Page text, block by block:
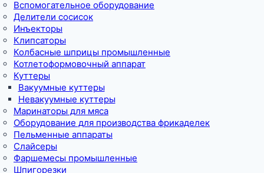
Вспомогательное оборудование
Делители сосисок
Инъекторы
Клипсаторы
Колбасные шприцы промышленные
Котлетоформовочный аппарат
Куттеры
Вакуумные куттеры
Невакуумные куттеры
Маринаторы для мяса
Оборудование для производства фрикаделек
Пельменные аппараты
Слайсеры
Фаршемесы промышленные
Шпигорезки